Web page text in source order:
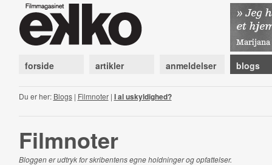
forside artikler anmeldelser blogs
Du er her: Blogs| Filmnoter| I al uskyldighed?
Filmnoter
Bloggen er udtryk for skribentens egne holdninger og opfattelser.